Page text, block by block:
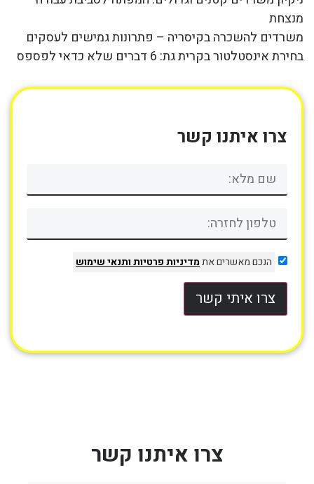
מנצחת
משרדים להשכרה בקיסריה – פתרונות גמישים לעסקים
בחירת אינסטלטור בקרית גת: 6 דברים שלא כדאי לפספס
צרו איתנו קשר
הנכם מאשרים אתמדיניות פרטיותותנאי שימוש
צרו איתי קשר
צרו איתנו קשר